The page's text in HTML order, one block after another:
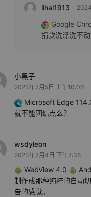
lihai1913
Google
捐款洗涤洗不
小黑子
2023年7月5日 上午10:06
Microsoft Edge
就不能团结点么？
wsdyleon
2023年7月4日 下午7:38
WebView 4.0
制作成那种纯粹的自动
告的感觉。